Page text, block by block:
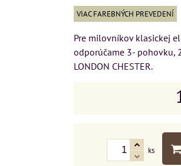
VIAC FAREBNÝCH PREVEDENÍ
Pre milovníkov klasickej
odporúčame 3- pohovku,
LONDON CHESTER.
ks